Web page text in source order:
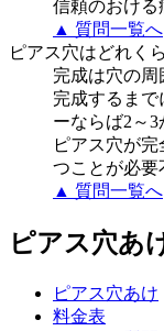
信頼のおける
▲ 質問一覧へ
ピアス穴はどれく
完成は穴の周
完成するまで
ーならば2～3
ピアス穴が
つことが必要
▲ 質問一覧へ
ピアス穴あ
ピアス穴あけ
料金表